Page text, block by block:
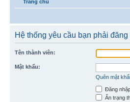
Trang chủ
Hệ thống yêu cầu bạn phải
Tên thành viên:
Mật khẩu:
Quên mật
Đăng
Ẩn trạng